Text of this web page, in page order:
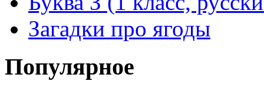
Загадки про ягоды
Популярное